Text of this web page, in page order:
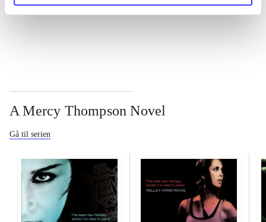
A Mercy Thompson Novel
Gå til serien